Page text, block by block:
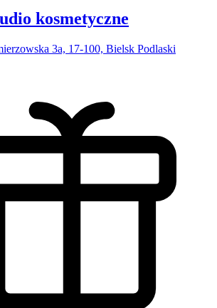
kosmetyczne
3a, 17-100, Bielsk Podlaski